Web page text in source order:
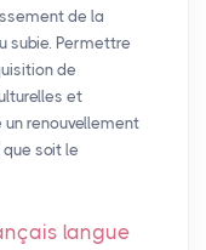
de la
subie. Permettre
de
et
renouvellement
soit le
langue